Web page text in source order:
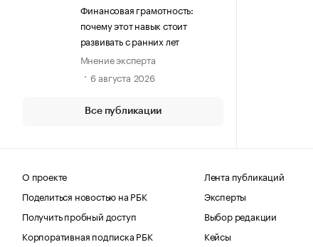
Финансовая грамотность:
почему этот навык стоит
развивать с ранних лет
Мнение эксперта
6 августа 2026
Все публикации
О проекте
Поделиться новостью на РБК
Получить пробный доступ
Корпоративная подписка РБК
Лента публикаций
Эксперты
Выбор редакции
Кейсы